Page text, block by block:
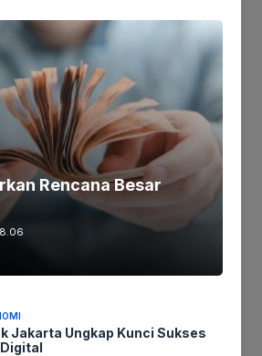
Bobogohan Sambil
Rencana Besar
Jakarta Ungkap Kunci Sukses